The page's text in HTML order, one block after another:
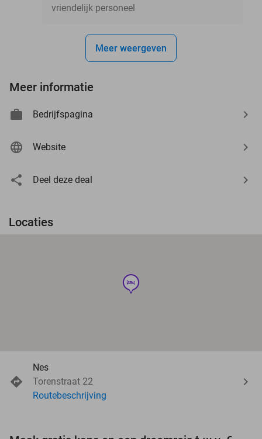
vriendelijk personeel
Meer weergeven
Meer informatie
Bedrijfspagina
Website
Deel deze deal
Locaties
hotel
Nes
Torenstraat 22
Routebeschrijving